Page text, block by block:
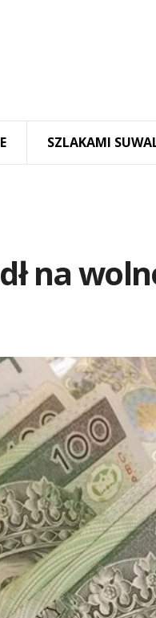
SZLAKAMI
na